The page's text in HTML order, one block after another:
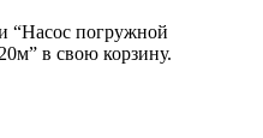
“Насос погружной
в свою корзину.